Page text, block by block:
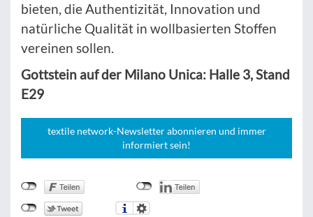
bieten, die Authentizität, Innovation und
natürliche Qualität in wollbasierten Stoffen
vereinen sollen.
Gottstein auf der Milano Unica: Halle 3, Stand
E29
textile network-Newsletter abonnieren und immer
informiert sein!